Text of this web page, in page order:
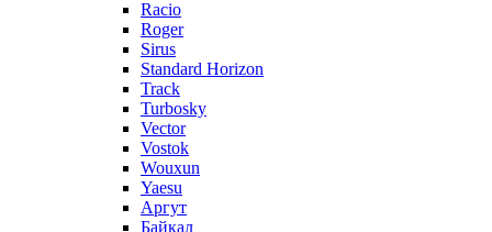
Racio
Roger
Sirus
Standard Horizon
Track
Turbosky
Vector
Vostok
Wouxun
Yaesu
Аргут
Байкал